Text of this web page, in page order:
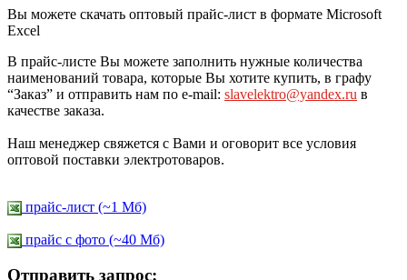
Вы можете скачать оптовый прайс-лист в формате Microsoft
Excel
В прайс-листе Вы можете заполнить нужные количества
наименований товара, которые Вы хотите купить, в графу
“Заказ” и отправить нам по e-mail: slavelektro@yandex.ru в
качестве заказа.
Наш менеджер свяжется с Вами и оговорит все условия
оптовой поставки электротоваров.
прайс-лист (~1 Мб)
прайс c фото (~40 Мб)
Отправить запрос: